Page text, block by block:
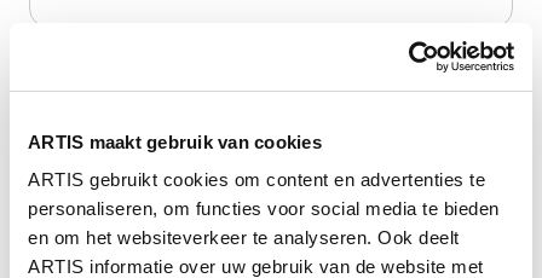
ARTIS maakt gebruik van cookies
ARTIS gebruikt cookies om content en advertenties te
personaliseren, om functies voor social media te bieden
en om het websiteverkeer te analyseren. Ook deelt
ARTIS informatie over uw gebruik van de website met
Het eerste museum over microben ter wereld.
ARTIS-Groote Museum
Het natuurmuseum van ARTIS over jouw band met
natuur.